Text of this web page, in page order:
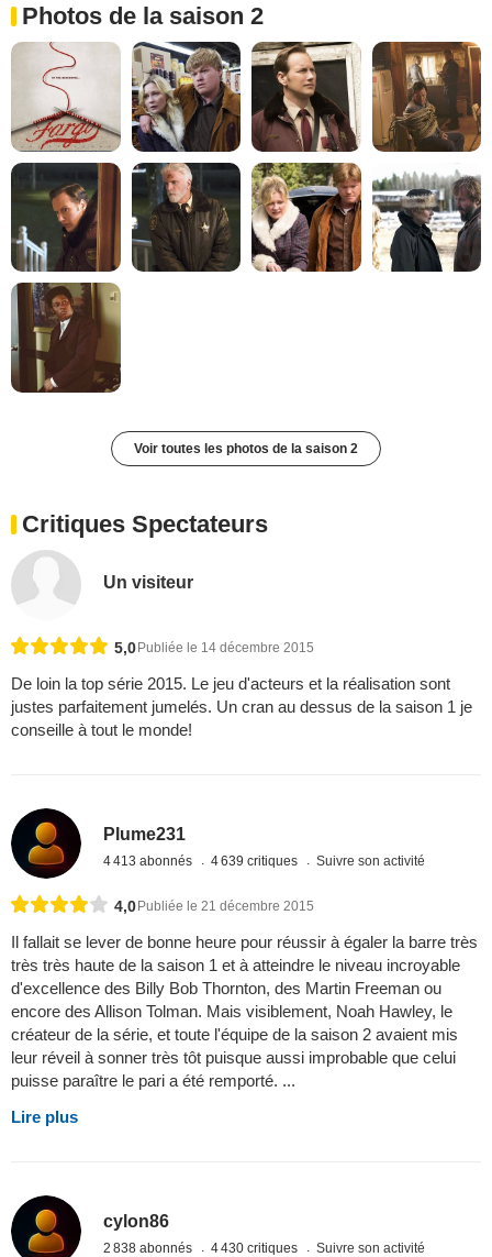
Photos de la saison 2
Voir toutes les photos de la saison 2
Critiques Spectateurs
Un visiteur
5,0 Publiée le 14 décembre 2015
De loin la top série 2015. Le jeu d'acteurs et la réalisation sont
justes parfaitement jumelés. Un cran au dessus de la saison 1 je
conseille à tout le monde!
Plume231
4 413 abonnés 4 639 critiques Suivre son activité
4,0 Publiée le 21 décembre 2015
Il fallait se lever de bonne heure pour réussir à égaler la barre très
très très haute de la saison 1 et à atteindre le niveau incroyable
d'excellence des Billy Bob Thornton, des Martin Freeman ou
encore des Allison Tolman. Mais visiblement, Noah Hawley, le
créateur de la série, et toute l'équipe de la saison 2 avaient mis
leur réveil à sonner très tôt puisque aussi improbable que celui
puisse paraître le pari a été remporté. ...
Lire plus
cylon86
2 838 abonnés 4 430 critiques Suivre son activité